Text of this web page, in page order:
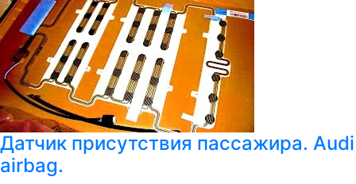
Датчик присутствия пассажира. Audi
airbag.